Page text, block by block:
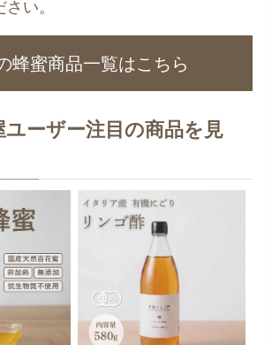
い。
蜂蜜商品一覧はこちら
ーザー注目の商品を見